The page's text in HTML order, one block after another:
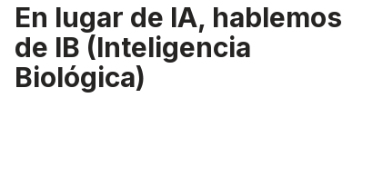
En lugar de IA, hablemos
de IB (Inteligencia
Biológica)